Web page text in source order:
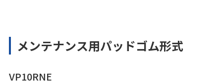
メンテナンス用パッドゴム形式
VP10RNE